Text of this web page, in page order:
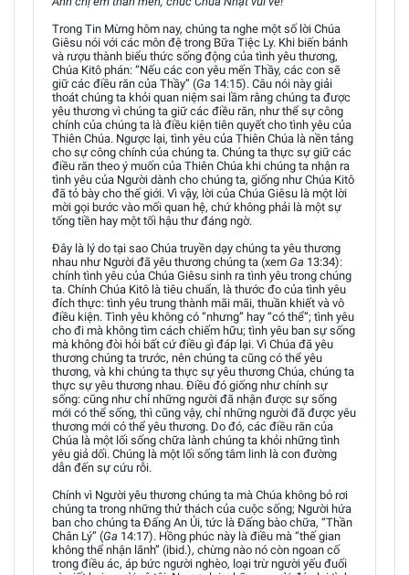
Trong Tin Mừng hôm nay, chúng ta nghe một số lời Chúa
Giêsu nói với các môn đệ trong Bữa Tiệc Ly. Khi biến bánh
và rượu thành biểu thức sống động của tình yêu thương,
Chúa Kitô phán: “Nếu các con yêu mến Thầy, các con sẽ
giữ các điều răn của Thầy” (Ga 14:15). Câu nói này giải
thoát chúng ta khỏi quan niệm sai lầm rằng chúng ta được
yêu thương vì chúng ta giữ các điều răn, như thể sự công
chính của chúng ta là điều kiện tiên quyết cho tình yêu của
Thiên Chúa. Ngược lại, tình yêu của Thiên Chúa là nền tảng
cho sự công chính của chúng ta. Chúng ta thực sự giữ các
điều răn theo ý muốn của Thiên Chúa khi chúng ta nhận ra
tình yêu của Người dành cho chúng ta, giống như Chúa Kitô
đã tỏ bày cho thế giới. Vì vậy, lời của Chúa Giêsu là một lời
mời gọi bước vào mối quan hệ, chứ không phải là một sự
tống tiền hay một tối hậu thư đáng ngờ.
Đây là lý do tại sao Chúa truyền dạy chúng ta yêu thương
nhau như Người đã yêu thương chúng ta (xem Ga 13:34):
chính tình yêu của Chúa Giêsu sinh ra tình yêu trong chúng
ta. Chính Chúa Kitô là tiêu chuẩn, là thước đo của tình yêu
đích thực: tình yêu trung thành mãi mãi, thuần khiết và vô
điều kiện. Tình yêu không có “nhưng” hay “có thể”; tình yêu
cho đi mà không tìm cách chiếm hữu; tình yêu ban sự sống
mà không đòi hỏi bất cứ điều gì đáp lại. Vì Chúa đã yêu
thương chúng ta trước, nên chúng ta cũng có thể yêu
thương, và khi chúng ta thực sự yêu thương Chúa, chúng ta
thực sự yêu thương nhau. Điều đó giống như chính sự
sống: cũng như chỉ những người đã nhận được sự sống
mới có thể sống, thì cũng vậy, chỉ những người đã được yêu
thương mới có thể yêu thương. Do đó, các điều răn của
Chúa là một lối sống chữa lành chúng ta khỏi những tình
yêu giả dối. Chúng là một lối sống tâm linh là con đường
dẫn đến sự cứu rỗi.
Chính vì Người yêu thương chúng ta mà Chúa không bỏ rơi
chúng ta trong những thử thách của cuộc sống; Người hứa
ban cho chúng ta Đấng An Ủi, tức là Đấng bào chữa, “Thần
Chân Lý” (Ga 14:17). Hồng phúc này là điều mà “thế gian
không thể nhận lãnh” (ibid.), chừng nào nó còn ngoan cố
trong điều ác, áp bức người nghèo, loại trừ người yếu đuối